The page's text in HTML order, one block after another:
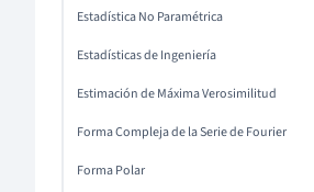
Estadística No Paramétrica
Estadísticas de Ingeniería
Estimación de Máxima Verosimilitud
Forma Compleja de la Serie de Fourier
Forma Polar